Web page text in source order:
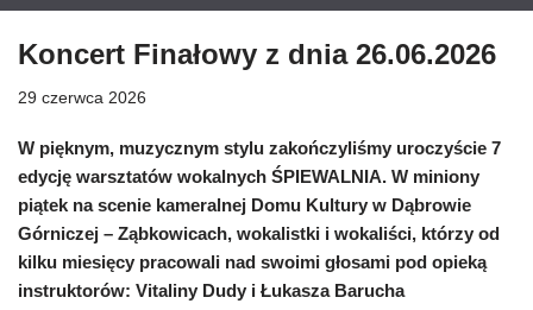
Koncert Finałowy z dnia 26.06.2026
29 czerwca 2026
W pięknym, muzycznym stylu zakończyliśmy uroczyście 7
edycję warsztatów wokalnych ŚPIEWALNIA. W miniony
piątek na scenie kameralnej Domu Kultury w Dąbrowie
Górniczej – Ząbkowicach, wokalistki i wokaliści, którzy od
kilku miesięcy pracowali nad swoimi głosami pod opieką
instruktorów: Vitaliny Dudy i Łukasza Barucha